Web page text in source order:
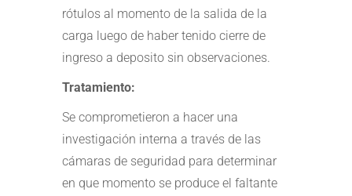
rótulos al momento de la salida de la
carga luego de haber tenido cierre de
ingreso a deposito sin observaciones.
Tratamiento:
Se comprometieron a hacer una
investigación interna a través de las
cámaras de seguridad para determinar
en que momento se produce el faltante